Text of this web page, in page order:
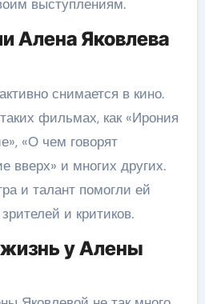
выступлениям.
Алена Яковлева
снимается в кино.
фильмах, как «Ирония
«О чем говорят
вверх» и многих других.
и талант помогли ей
и критиков.
у Алены